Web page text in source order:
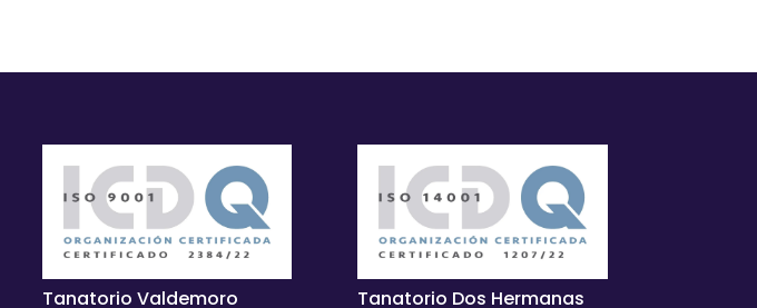
Tanatorio Valdemoro
Tanatorio Dos Hermanas